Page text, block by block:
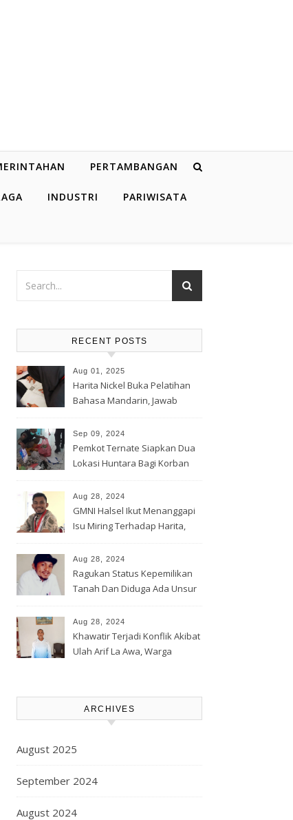
PERTAMBANGAN
INDUSTRI PARIWISATA
RECENT POSTS
Aug 01, 2025
Harita Nickel Buka Pelatihan
Bahasa Mandarin, Jawab
Sep 09, 2024
Pemkot Ternate Siapkan Dua
Lokasi Huntara Bagi Korban
Aug 28, 2024
GMNI Halsel Ikut Menanggapi
Isu Miring Terhadap Harita,
Lahan Warga
Aug 28, 2024
Ragukan Status Kepemilikan
Tanah Dan Diduga Ada Unsur
Korporasi Harita, GPM Halsel
Minta Polres Panggil Dan
Tetapkan Bapak Arif La Awa
Aug 28, 2024
Khawatir Terjadi Konflik Akibat
Ulah Arif La Awa, Warga
ARCHIVES
August 2025
September 2024
August 2024